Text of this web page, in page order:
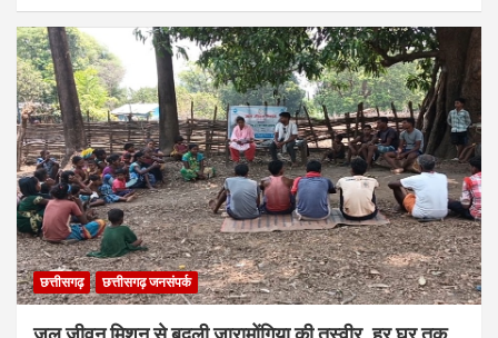
छत्तीसगढ़ छत्तीसगढ़ जनसंपर्क